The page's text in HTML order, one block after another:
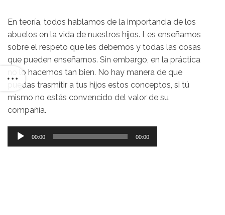
En teoría, todos hablamos de la importancia de los
abuelos en la vida de nuestros hijos. Les enseñamos
sobre el respeto que les debemos y todas las cosas
que pueden enseñarnos. Sin embargo, en la práctica
no lo hacemos tan bien. No hay manera de que
puedas trasmitir a tus hijos estos conceptos, si tú
mismo no estás convencido del valor de su
compañía.
Reproductor
de
00:00 00:00